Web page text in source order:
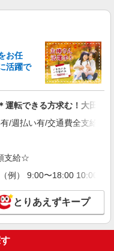
円 ＜日払い有/週払い有/交
含む)＞
円 ＜日払い有/週払い有/交
詳細を見る
お任
活躍で
運転できる方求む！大田原市
/週払い有/交通費全支給(ガ
支給☆
例） 9:00〜18:00 10:00〜
とりあえずキープ